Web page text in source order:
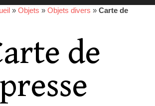
» Objets » Objets divers » Carte de
de
presse